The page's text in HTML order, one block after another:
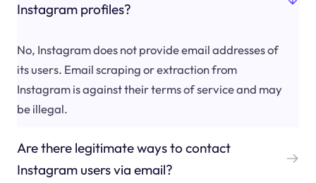
Instagram profiles?
No, Instagram does not provide email addresses of
its users. Email scraping or extraction from
Instagram is against their terms of service and may
be illegal.
Are there legitimate ways to contact
Instagram users via email?